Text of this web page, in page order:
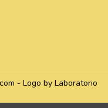
- Logo by Laboratorio